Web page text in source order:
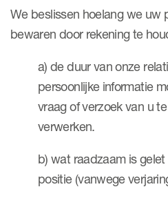
We beslissen hoelang we uw
bewaren door rekening te
a) de duur van onze
persoonlijke informatie
vraag of verzoek van u
verwerken.
b) wat raadzaam is
positie (vanwege